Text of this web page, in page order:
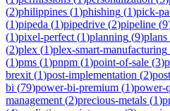
(2)philippines (1)phishing (1)pick-
(1)pipeda (1)pipedrive (2)pipeline (9
(1)pixel-perfect (1)planning (9)plans
(2)plex (1)plex-smart-manufacturing
(1)pms (1)pnpm (1)point-of-sale (3)
brexit (1)post-implementation (2)
bi (79)power-bi-premium (1)power-
management (2)precious-metals (1)